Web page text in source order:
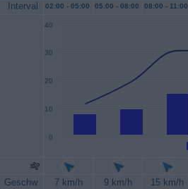
Interval 02:00 - 05:00 05:00 - 08:00 08:00 - 11:00
0
10
20
30
40
Geschw. 7 km/h 9 km/h 15 km/h